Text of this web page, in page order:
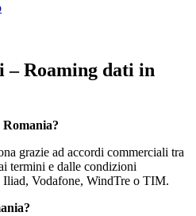
– Roaming dati in
grazie ad accordi commerciali tra
termini e dalle condizioni
Iliad, Vodafone, WindTre o TIM.